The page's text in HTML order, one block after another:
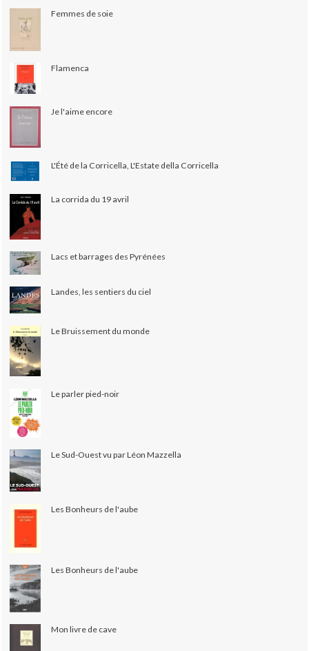
Femmes de soie
Flamenca
Je l'aime encore
L'Été de la Corricella, L'Estate della Corricella
La corrida du 19 avril
Lacs et barrages des Pyrénées
Landes, les sentiers du ciel
Le Bruissement du monde
Le parler pied-noir
Le Sud-Ouest vu par Léon Mazzella
Les Bonheurs de l'aube
Les Bonheurs de l'aube
Mon livre de cave